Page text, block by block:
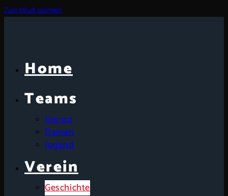
Zum Inhalt springen
Home
Teams
Herren
Damen
Jugend
Verein
Geschichte